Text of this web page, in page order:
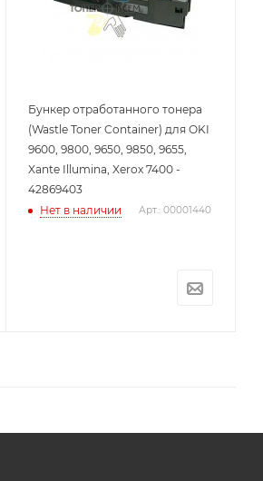
Бункер отработанного тонера
(Wastle Toner Container) для OKI
9600, 9800, 9650, 9850, 9655,
Xante Illumina, Xerox 7400 -
42869403
Нет в наличии
Арт.: 00001440